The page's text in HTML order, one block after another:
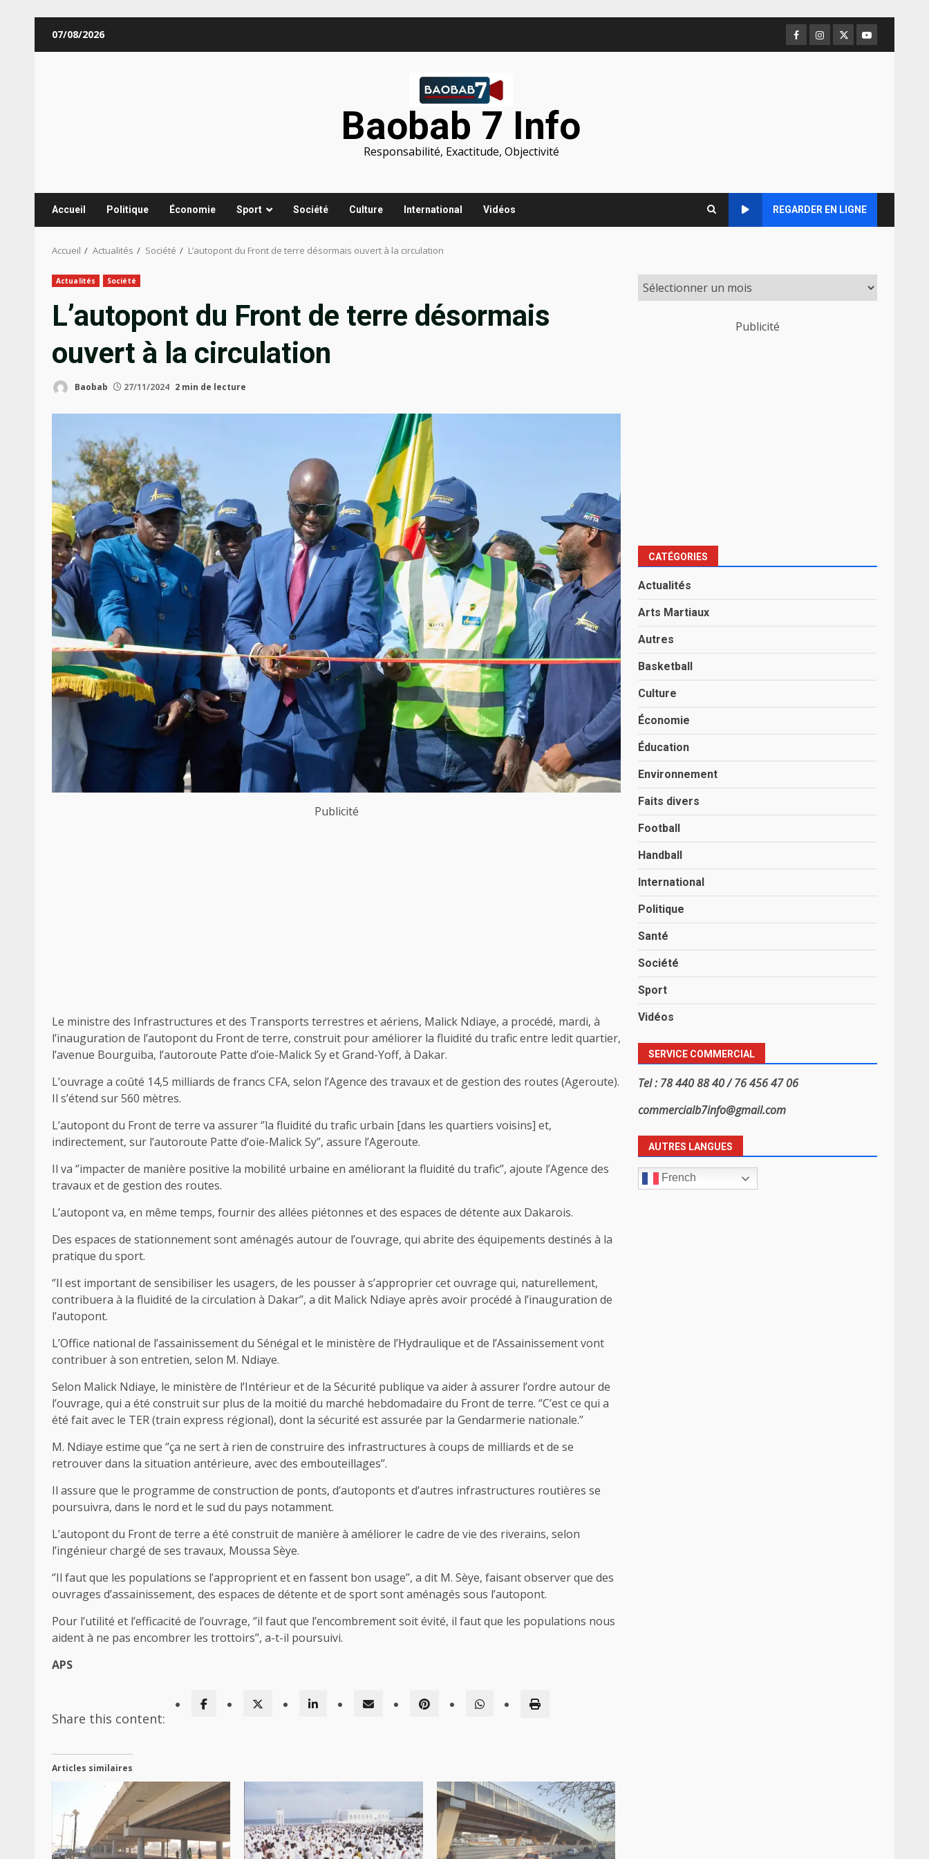
07/08/2026 Facebook
Instagram
TwitterYoutube
Baobab 7 Info
Responsabilité, Exactitude, Objectivité
Accueil Politique Économie Sport Société Culture International Vidéos REGARDER EN LIGNE
Accueil Actualités Société L’autopont du Front de terre désormais ouvert à la circulation
Actualités Société
L’autopont du Front de terre désormais
ouvert à la circulation
Baobab 27/11/2024 2 min de lecture
Publicité
Le ministre des Infrastructures et des Transports terrestres et aériens, Malick Ndiaye, a procédé, mardi, à
l’inauguration de l’autopont du Front de terre, construit pour améliorer la fluidité du trafic entre ledit quartier,
l’avenue Bourguiba, l’autoroute Patte d’oie-Malick Sy et Grand-Yoff, à Dakar.
L’ouvrage a coûté 14,5 milliards de francs CFA, selon l’Agence des travaux et de gestion des routes (Ageroute).
Il s’étend sur 560 mètres.
L’autopont du Front de terre va assurer ‘’la fluidité du trafic urbain [dans les quartiers voisins] et,
indirectement, sur l’autoroute Patte d’oie-Malick Sy’’, assure l’Ageroute.
Il va ‘’impacter de manière positive la mobilité urbaine en améliorant la fluidité du trafic’’, ajoute l’Agence des
travaux et de gestion des routes.
L’autopont va, en même temps, fournir des allées piétonnes et des espaces de détente aux Dakarois.
Des espaces de stationnement sont aménagés autour de l’ouvrage, qui abrite des équipements destinés à la
pratique du sport.
‘’Il est important de sensibiliser les usagers, de les pousser à s’approprier cet ouvrage qui, naturellement,
contribuera à la fluidité de la circulation à Dakar’’, a dit Malick Ndiaye après avoir procédé à l’inauguration de
l’autopont.
L’Office national de l’assainissement du Sénégal et le ministère de l’Hydraulique et de l’Assainissement vont
contribuer à son entretien, selon M. Ndiaye.
Selon Malick Ndiaye, le ministère de l’Intérieur et de la Sécurité publique va aider à assurer l’ordre autour de
l’ouvrage, qui a été construit sur plus de la moitié du marché hebdomadaire du Front de terre. ‘’C’est ce qui a
été fait avec le TER (train express régional), dont la sécurité est assurée par la Gendarmerie nationale.’’
M. Ndiaye estime que ‘’ça ne sert à rien de construire des infrastructures à coups de milliards et de se
retrouver dans la situation antérieure, avec des embouteillages’’.
Il assure que le programme de construction de ponts, d’autoponts et d’autres infrastructures routières se
poursuivra, dans le nord et le sud du pays notamment.
L’autopont du Front de terre a été construit de manière à améliorer le cadre de vie des riverains, selon
l’ingénieur chargé de ses travaux, Moussa Sèye.
‘’Il faut que les populations se l’approprient et en fassent bon usage’’, a dit M. Sèye, faisant observer que des
ouvrages d’assainissement, des espaces de détente et de sport sont aménagés sous l’autopont.
Pour l’utilité et l’efficacité de l’ouvrage, ‘’il faut que l’encombrement soit évité, il faut que les populations nous
aident à ne pas encombrer les trottoirs’’, a-t-il poursuivi.
APS
Share this content:
Articles similaires
Publicité
CATÉGORIES
Actualités
Arts Martiaux
Autres
Basketball
Culture
Économie
Éducation
Environnement
Faits divers
Football
Handball
International
Politique
Santé
Société
Sport
Vidéos
SERVICE COMMERCIAL
Tel : 78 440 88 40 / 76 456 47 06
commercialb7info@gmail.com
AUTRES LANGUES
French